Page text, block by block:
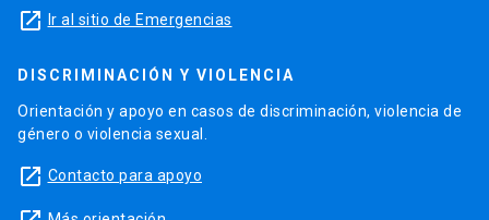
launch Ir al sitio de Emergencias
DISCRIMINACIÓN Y VIOLENCIA
Orientación y apoyo en casos de discriminación, violencia de
género o violencia sexual.
launch Contacto para apoyo